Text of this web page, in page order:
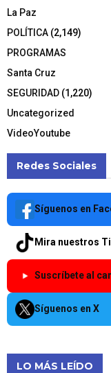
La Paz
POLÍTICA (2,149)
PROGRAMAS
Santa Cruz
SEGURIDAD (1,220)
Uncategorized
VideoYoutube
Redes Sociales
Síguenos en
Mira nuestros
Suscríbete al
Síguenos en X
LO MÁS LEÍDO